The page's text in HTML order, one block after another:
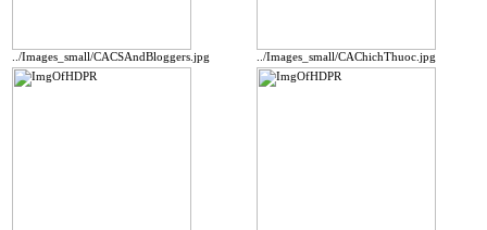
../Images_small/CACSAndBloggers.jpg ../Images_small/CAChichThuoc.jpg